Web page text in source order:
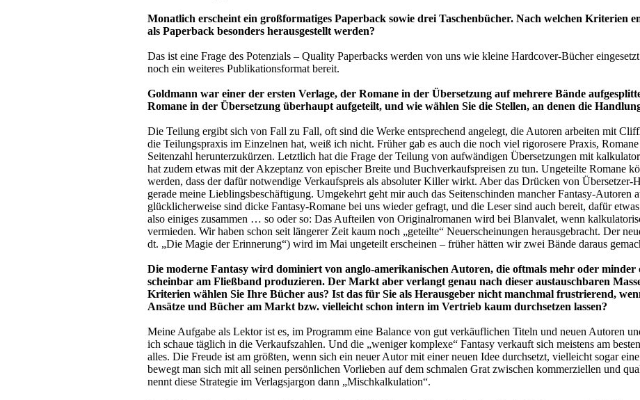
Monatlich erscheint ein großformatiges Paperback sowie drei Taschenbücher. Nach welchen Kriterien
als Paperback besonders herausgestellt werden?
Das ist eine Frage des Potenzials – Quality Paperbacks werden von uns wie kleine Hardcover-Bücher
noch ein weiteres Publikationsformat bereit.
Goldmann war einer der ersten Verlage, der Romane in der Übersetzung auf mehrere Bände
Romane in der Übersetzung überhaupt aufgeteilt, und wie wählen Sie die Stellen, an denen die
Die Teilung ergibt sich von Fall zu Fall, oft sind die Werke entsprechend angelegt, die Autoren arbeiten mit
die Teilungspraxis im Einzelnen hat, weiß ich nicht. Früher gab es auch die noch viel rigorosere Praxis,
Seitenzahl herunterzukürzen. Letztlich hat die Frage der Teilung von aufwändigen Übersetzungen mit
hat zudem etwas mit der Akzeptanz von epischer Breite und Buchverkaufspreisen zu tun. Ungeteilte Romane
werden, dass der dafür notwendige Verkaufspreis als absoluter Killer wirkt. Aber das Drücken von Übersetzer-
gerade meine Lieblingsbeschäftigung. Umgekehrt geht mir auch das Seitenschinden mancher Fantasy-Autoren
glücklicherweise sind dicke Fantasy-Romane bei uns wieder gefragt, und die Leser sind auch bereit, dafür
also einiges zusammen … so oder so: Das Aufteilen von Originalromanen wird bei Blanvalet, wenn
vermieden. Wir haben schon seit längerer Zeit kaum noch „geteilte“ Neuerscheinungen herausgebracht. Der
dt. „Die Magie der Erinnerung“) wird im Mai ungeteilt erscheinen – früher hätten wir zwei Bände daraus
Die moderne Fantasy wird dominiert von anglo-amerikanischen Autoren, die oftmals mehr oder minder
scheinbar am Fließband produzieren. Der Markt aber verlangt genau nach dieser austauschbaren
Kriterien wählen Sie Ihre Bücher aus? Ist das für Sie als Herausgeber nicht manchmal frustrierend,
Ansätze und Bücher am Markt bzw. vielleicht schon intern im Vertrieb kaum durchsetzen lassen?
Meine Aufgabe als Lektor ist es, im Programm eine Balance von gut verkäuflichen Titeln und neuen Autoren
ich schaue täglich in die Verkaufszahlen. Und die „weniger komplexe“ Fantasy verkauft sich meistens am
alles. Die Freude ist am größten, wenn sich ein neuer Autor mit einer neuen Idee durchsetzt, vielleicht sogar
bewegt man sich mit all seinen persönlichen Vorlieben auf dem schmalen Grat zwischen kommerziellen und
nennt diese Strategie im Verlagsjargon dann „Mischkalkulation“.